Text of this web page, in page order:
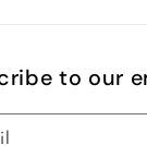
to our